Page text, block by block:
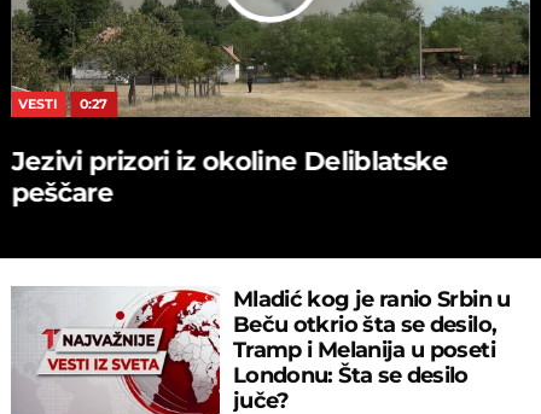
VESTI 0:27
Jezivi prizori iz okoline Deliblatske
peščare
Mladić kog je ranio Srbin u
Beču otkrio šta se desilo,
Tramp i Melanija u poseti
Londonu: Šta se desilo
juče?